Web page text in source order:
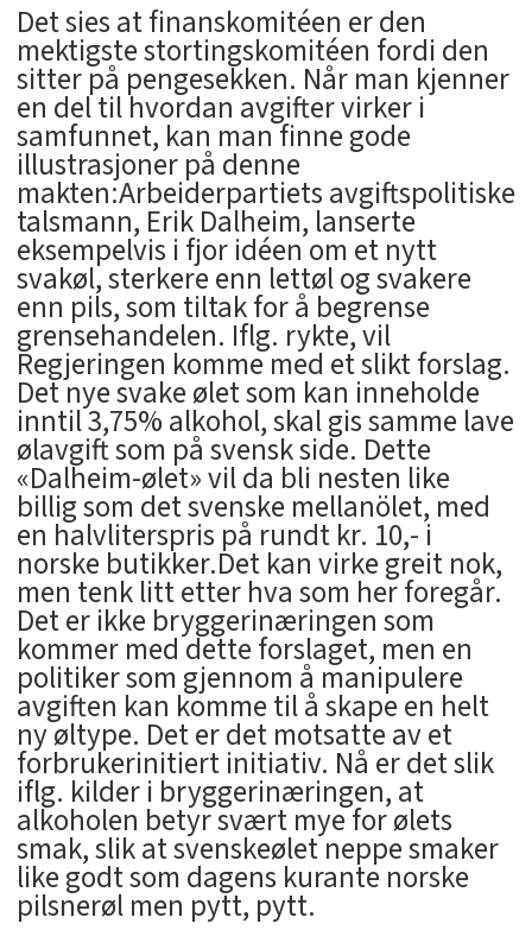
Det sies at finanskomitéen er den
mektigste stortingskomitéen fordi den
sitter på pengesekken. Når man kjenner
en del til hvordan avgifter virker i
samfunnet, kan man finne gode
illustrasjoner på denne
makten:Arbeiderpartiets avgiftspolitiske
talsmann, Erik Dalheim, lanserte
eksempelvis i fjor idéen om et nytt
svakøl, sterkere enn lettøl og svakere
enn pils, som tiltak for å begrense
grensehandelen. Iflg. rykte, vil
Regjeringen komme med et slikt forslag.
Det nye svake ølet som kan inneholde
inntil 3,75% alkohol, skal gis samme lave
ølavgift som på svensk side. Dette
«Dalheim-ølet» vil da bli nesten like
billig som det svenske mellanölet, med
en halvliterspris på rundt kr. 10,- i
norske butikker.Det kan virke greit nok,
men tenk litt etter hva som her foregår.
Det er ikke bryggerinæringen som
kommer med dette forslaget, men en
politiker som gjennom å manipulere
avgiften kan komme til å skape en helt
ny øltype. Det er det motsatte av et
forbrukerinitiert initiativ. Nå er det slik
iflg. kilder i bryggerinæringen, at
alkoholen betyr svært mye for ølets
smak, slik at svenskeølet neppe smaker
like godt som dagens kurante norske
pilsnerøl men pytt, pytt.